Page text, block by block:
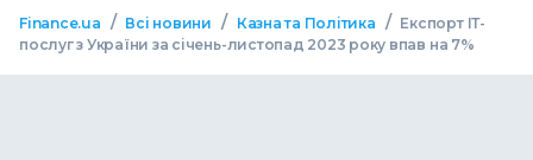
Finance.ua / Всі новини / Казна та Політика / Експорт ІТ-
послуг з України за січень-листопад 2023 року впав на 7%